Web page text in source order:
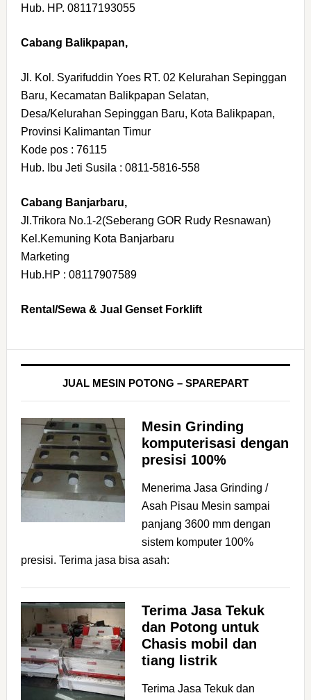
Hub. HP. 08117193055
Cabang Balikpapan,
Jl. Kol. Syarifuddin Yoes RT. 02 Kelurahan Sepinggan
Baru, Kecamatan Balikpapan Selatan,
Desa/Kelurahan Sepinggan Baru, Kota Balikpapan,
Provinsi Kalimantan Timur
Kode pos : 76115
Hub. Ibu Jeti Susila : 0811-5816-558
Cabang Banjarbaru,
Jl.Trikora No.1-2(Seberang GOR Rudy Resnawan)
Kel.Kemuning Kota Banjarbaru
Marketing
Hub.HP : 08117907589
Rental/Sewa & Jual Genset Forklift
JUAL MESIN POTONG – SPAREPART
Mesin Grinding
komputerisasi dengan
presisi 100%
Menerima Jasa Grinding /
Asah Pisau Mesin sampai
panjang 3600 mm dengan
sistem komputer 100%
presisi. Terima jasa bisa asah:
Terima Jasa Tekuk
dan Potong untuk
Chasis mobil dan
tiang listrik
Terima Jasa Tekuk dan